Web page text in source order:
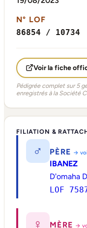
N° LOF
86854 / 10734
Voir la fiche
Pédigrée complet sur 5
enregistrés à la Société
FILIATION &
♂ PÈRE →
IBANEZ
D'omaha
LOF
♀ MÈRE →